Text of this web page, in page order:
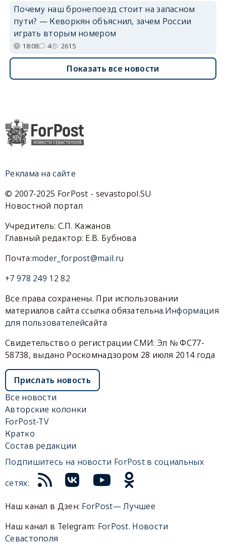
Почему наш бронепоезд стоит на запасном
пути? — Кеворкян объяснил, зачем России
играть вторым номером
18:08 4 2615
Показать все новости
Реклама на сайте
© 2007-2025 ForPost - sevastopol.SU
Новостной портал
Учредитель: С.П. Кажанов
Главный редактор: Е.В. Бубнова
Почта:moder_forpost@mail.ru
+7 978 249 12 82
Все права сохранены. При использовании
материалов сайта ссылка обязательна.Информация
для пользователейсайта
Свидетельство о регистрации СМИ: Эл № ФС77-
58738, выдано Роскомнадзором 28 июля 2014 года
Прислать новость
Все новости
Авторские колонки
ForPost-TV
Кратко
Состав редакции
Подпишитесь на новости ForPost в социальных
сетях:
Наш канал в Дзен: ForPost— Лучшее
Наш канал в Telegram: ForPost. Новости
Севастополя